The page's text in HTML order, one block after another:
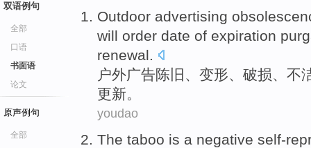
双语例句
全部
口语
书面语
论文
原声例句
全部
Outdoor advertising
will order date of expiration
renewal.
户外广告陈旧 、 变形、 破损、 不
更新。
youdao
The taboo is a negative self-